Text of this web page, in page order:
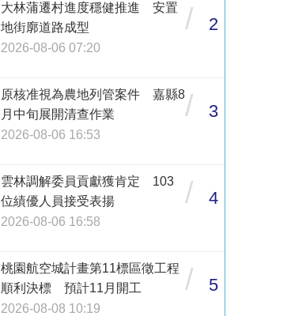
大林蒲遷村進度穩健推進 安置
地街廓道路成型
2026-08-06 07:20
/ 2
原核准視為農地列管案件 嘉縣8
月中旬展開清查作業
2026-08-06 16:53
/ 3
雲林調解委員貢獻獲肯定 103
位績優人員接受表揚
2026-08-06 16:58
/ 4
桃園航空城計畫第11標區徵工程
順利決標 預計11月開工
2026-08-08 10:19
/ 5